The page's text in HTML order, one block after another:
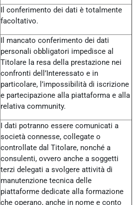
Il conferimento dei dati è totalmente
facoltativo.
Il mancato conferimento dei dati
personali obbligatori impedisce al
Titolare la resa della prestazione nei
confronti dell’Interessato e in
particolare, l’impossibilità di iscrizione
e partecipazione alla piattaforma e alla
relativa community.
I dati potranno essere comunicati a
società connesse, collegate o
controllate dal Titolare, nonché a
consulenti, ovvero anche a soggetti
terzi delegati a svolgere attività di
manutenzione tecnica delle
piattaforme dedicate alla formazione
che operano, anche in nome e conto